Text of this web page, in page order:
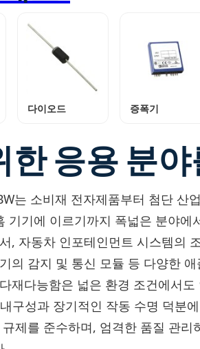
다이오드 증폭기
한 응용 분
는 소비재 전자제품부터 첨단
기기에 이르기까지 폭넓은 분야에
, 자동차 인포테인먼트 시스템의
의 감지 및 통신 모듈 등 다양한
재다능함은 넓은 환경 조건에서도
구성과 장기적인 작동 수명 덕분
제를 준수하며, 엄격한 품질 관